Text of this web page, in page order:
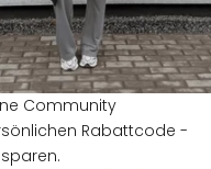
Community
Rabattcode -